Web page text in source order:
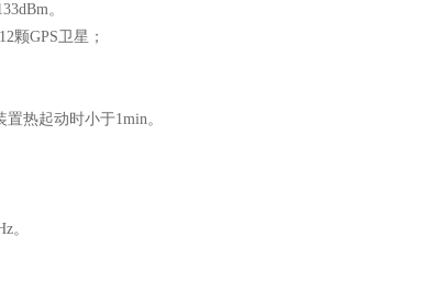
。
12颗GPS卫星；
置热起动时小于1min。
。